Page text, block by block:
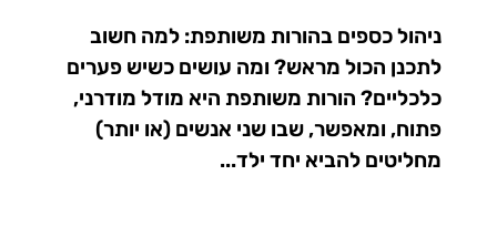
ניהול כספים בהורות משותפת: למה חשוב
לתכנן הכול מראש? ומה עושים כשיש פערים
כלכליים? הורות משותפת היא מודל מודרני,
פתוח, ומאפשר, שבו שני אנשים (או יותר)
מחליטים להביא יחד ילד...